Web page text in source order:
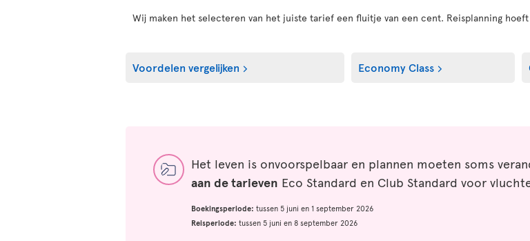
Wij maken het selecteren van het juiste tarief een fluitje van een cent. Reisplanning
Voordelen vergelijken Economy Class
Het leven is onvoorspelbaar en plannen moeten soms
aan de tarieven Eco Standard en Club Standard voor
Boekingsperiode: tussen 5 juni en 1 september 2026
Reisperiode: tussen 5 juni en 8 september 2026